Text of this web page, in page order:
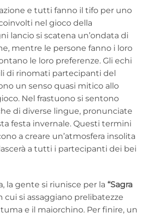
e tutti fanno il tifo per uno
nel gioco della
lancio si scatena un’ondata di
mentre le persone fanno i loro
le loro preferenze. Gli echi
di rinomati partecipanti del
un senso quasi mitico allo
Nel frastuono si sentono
di diverse lingue, pronunciate
festa invernale. Questi termini
a creare un’atmosfera insolita
a tutti i partecipanti dei bei
la gente si riunisce per la “Sagra
cui si assaggiano prelibatezze
e il maiorchino. Per finire, un